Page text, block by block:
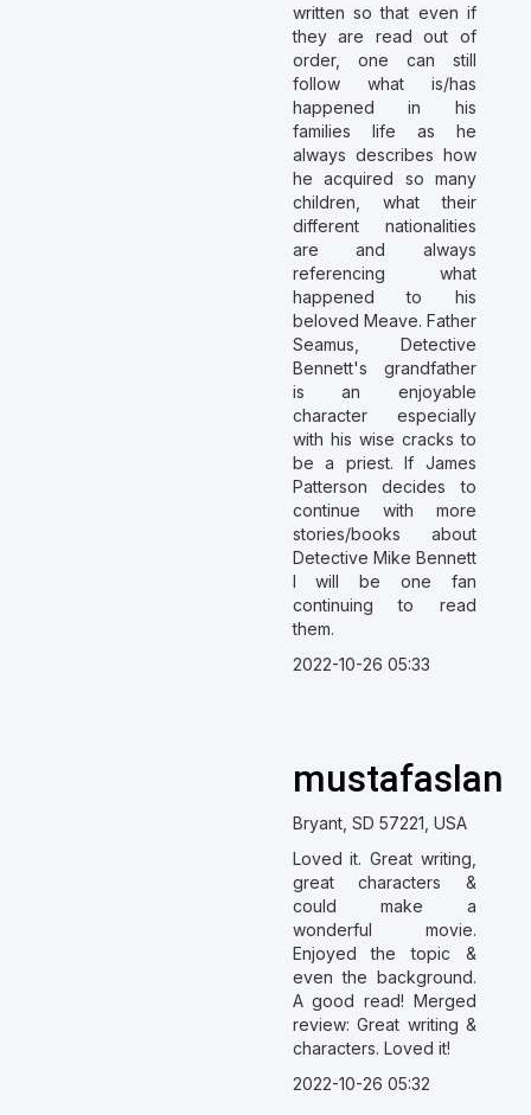
written so that even if
they are read out of
order, one can still
follow what is/has
happened in his
families life as he
always describes how
he acquired so many
children, what their
different nationalities
are and always
referencing what
happened to his
beloved Meave. Father
Seamus, Detective
Bennett's grandfather
is an enjoyable
character especially
with his wise cracks to
be a priest. If James
Patterson decides to
continue with more
stories/books about
Detective Mike Bennett
I will be one fan
continuing to read
them.
2022-10-26 05:33
mustafaslan
Bryant, SD 57221, USA
Loved it. Great writing,
great characters &
could make a
wonderful movie.
Enjoyed the topic &
even the background.
A good read! Merged
review: Great writing &
characters. Loved it!
2022-10-26 05:32